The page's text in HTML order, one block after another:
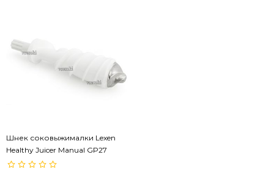
Шнек соковыжималки Lexen
Healthy Juicer Manual GP27